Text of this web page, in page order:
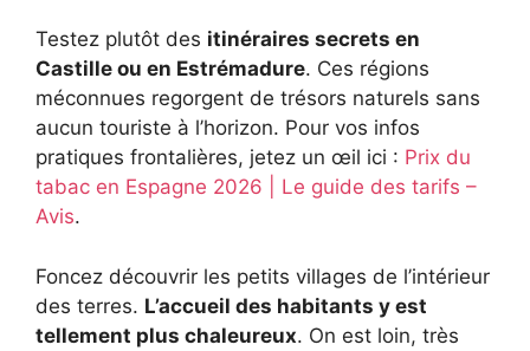
Testez plutôt des itinéraires secrets en
Castille ou en Estrémadure. Ces régions
méconnues regorgent de trésors naturels sans
aucun touriste à l’horizon. Pour vos infos
pratiques frontalières, jetez un œil ici : Prix du
tabac en Espagne 2026 | Le guide des tarifs –
Avis.
Foncez découvrir les petits villages de l’intérieur
des terres. L’accueil des habitants y est
tellement plus chaleureux. On est loin, très